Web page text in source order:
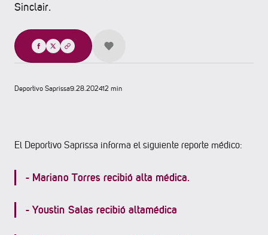
Sinclair.
Compartir
Deportivo Saprissa9.28.202412 min
El Deportivo Saprissa informa el siguiente reporte médico:
- Mariano Torres recibió alta médica.
- ⁠Youstin Salas recibió altamédica